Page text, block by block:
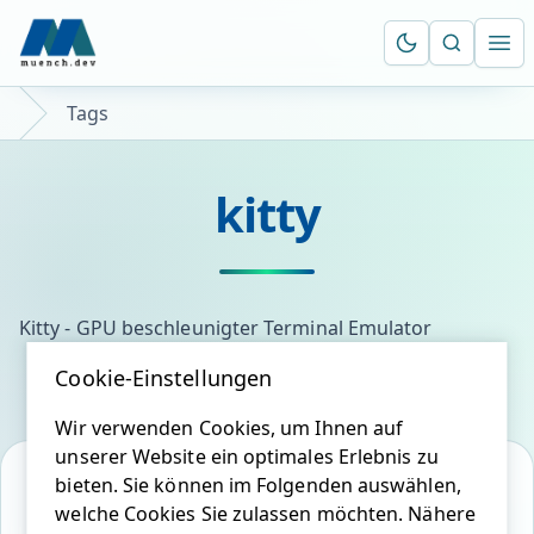
Suche
Tags
kitty
Kitty - GPU beschleunigter Terminal Emulator
Cookie-Einstellungen
Wir verwenden Cookies, um Ihnen auf
unserer Website ein optimales Erlebnis zu
bieten. Sie können im Folgenden auswählen,
welche Cookies Sie zulassen möchten. Nähere